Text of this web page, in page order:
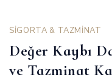
SİGORTA & TAZMİNAT
Değer Kaybı
ve Tazminat